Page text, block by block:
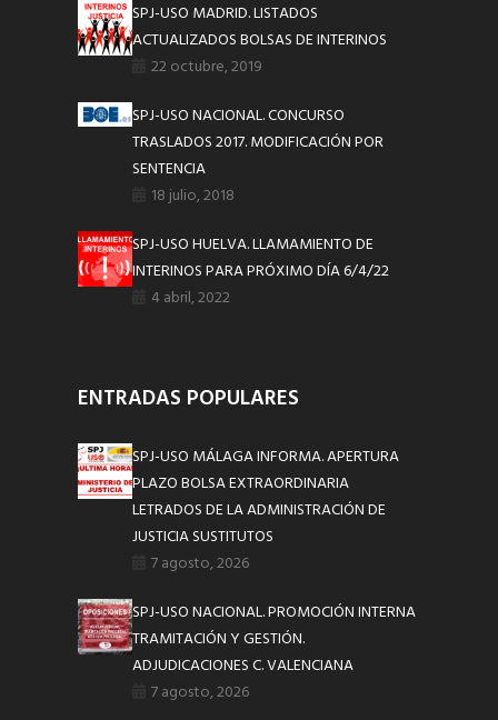
SPJ-USO MADRID. LISTADOS
ACTUALIZADOS BOLSAS DE INTERINOS
22 octubre, 2019
SPJ-USO NACIONAL. CONCURSO
TRASLADOS 2017. MODIFICACIÓN POR
SENTENCIA
18 julio, 2018
SPJ-USO HUELVA. LLAMAMIENTO DE
INTERINOS PARA PRÓXIMO DÍA 6/4/22
4 abril, 2022
ENTRADAS POPULARES
SPJ-USO MÁLAGA INFORMA. APERTURA
PLAZO BOLSA EXTRAORDINARIA
LETRADOS DE LA ADMINISTRACIÓN DE
JUSTICIA SUSTITUTOS
7 agosto, 2026
SPJ-USO NACIONAL. PROMOCIÓN INTERNA
TRAMITACIÓN Y GESTIÓN.
ADJUDICACIONES C. VALENCIANA
7 agosto, 2026